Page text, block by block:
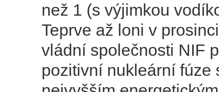
než 1 (s výjimkou
Teprve až loni v
vládní společnosti NIF
pozitivní nukleární fúze